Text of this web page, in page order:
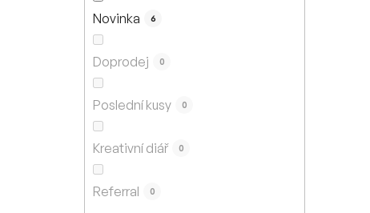
Novinka 6
Doprodej 0
Poslední kusy 0
Kreativní diář 0
Referral 0